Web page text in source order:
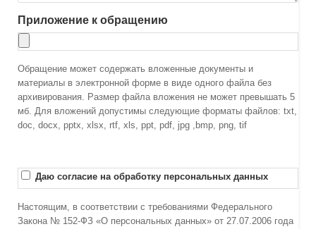
Приложение к обращению
Обращение может содержать вложенные документы и
материалы в электронной форме в виде одного файла без
архивирования. Размер файла вложения не может превышать 5
мб. Для вложений допустимы следующие форматы файлов: txt,
doc, docx, pptx, xlsx, rtf, xls, ppt, pdf, jpg ,bmp, png, tif
Даю согласие на обработку персональных данных
Настоящим, в соответствии с требованиями Федерального
Закона № 152-ФЗ «О персональных данных» от 27.07.2006 года